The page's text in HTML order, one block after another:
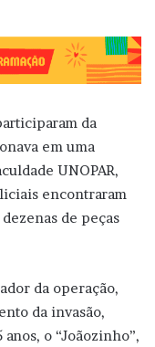
da
em uma
UNOPAR,
encontraram
de peças
da operação,
da invasão,
o “Joãozinho”,